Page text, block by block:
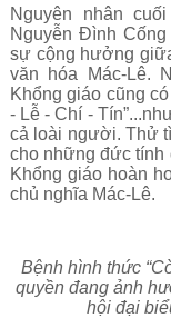
Nguyên nhân
Nguyễn Đình
sự cộng hưởng
văn hóa Mác-Lê.
Khổng giáo cũng
- Lễ - Chí -
cả loài người. Thử
cho những đức tính
Khổng giáo hoàn
chủ nghĩa Mác-Lê.
Bệnh hình thức
quyền đang ảnh
hội đại